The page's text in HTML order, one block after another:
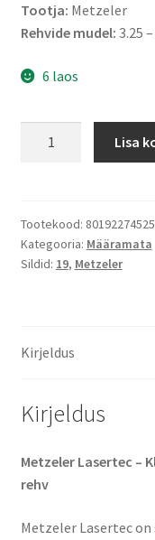
Tootja: Metzeler
Rehvide mudel: 3.25
6 laos
54H
LASERTEC
TL
Lisa
Tootekood:
Kategooria: Määramata
Sildid: 19, Metzeler
Kirjeldus
Kirjeldus
Metzeler Lasertec –
rehv
Metzeler Lasertec